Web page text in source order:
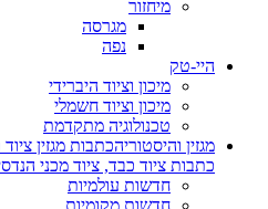
מיחזור
מגרסה
נפה
היי-טק
מיכון וציוד היברידי
מיכון וציוד חשמלי
טכנולוגיה מתקדמת
מגזין והיסטוריהכתבות מגזין
כתבות ציוד כבד, ציוד מכני
חדשות עולמיות
חדשות מקומיות